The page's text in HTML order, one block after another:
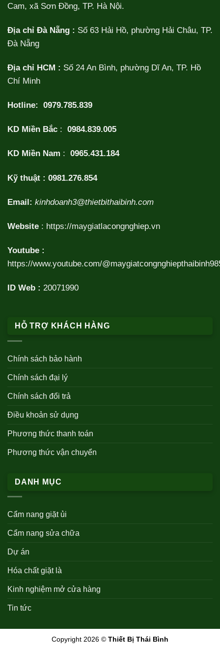
Cam, xã Sơn Đồng, TP. Hà Nội.
Địa chỉ Đà Nẵng : Số 63 Hải Hồ, phường Hải Châu, TP.
Đà Nẵng
Địa chỉ HCM : Số 24 An Bình, phường Dĩ An, TP. Hồ
Chí Minh
Hotline: 0979.785.839
KD Miền Bắc : 0984.839.005
KD Miền Nam : 0965.431.184
Kỹ thuật : 0981.276.854
Email: kinhdoanh3@thietbithaibinh.com
Website : https://maygiatlacongnghiep.vn
Youtube :
https://www.youtube.com/
ID Web : 20071990
HỖ TRỢ KHÁCH HÀNG
Chính sách bảo hành
Chính sách đại lý
Chính sách đổi trả
Điều khoản sử dụng
Phương thức thanh toán
Phương thức vận chuyển
DANH MỤC
Cẩm nang giặt ủi
Cẩm nang sửa chữa
Dự án
Hóa chất giặt là
Kinh nghiệm mở cửa hàng
Tin tức
Copyright 2026 © Thiết Bị Thái Bình